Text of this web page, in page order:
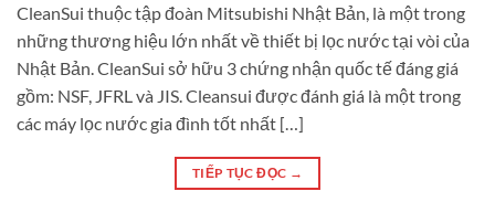
CleanSui thuộc tập đoàn Mitsubishi Nhật Bản, là một trong
những thương hiệu lớn nhất về thiết bị lọc nước tại vòi của
Nhật Bản. CleanSui sở hữu 3 chứng nhận quốc tế đáng giá
gồm: NSF, JFRL và JIS. Cleansui được đánh giá là một trong
các máy lọc nước gia đình tốt nhất […]
TIẾP TỤC ĐỌC →